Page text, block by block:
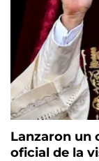
Lanzaron un
oficial de la